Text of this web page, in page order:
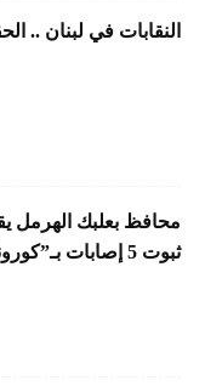
النقابات في لبنان ..
محافظ بعلبك الهرمل
ثبوت 5 إصابات بـ”كورونا”